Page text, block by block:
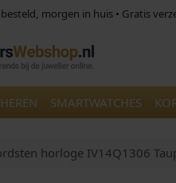
morgen in huis • Gratis
SMARTWATCHES
horloge IV14Q1306